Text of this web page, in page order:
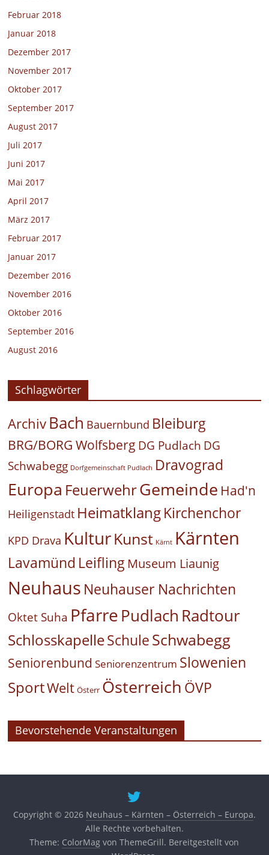
Februar 2018
Januar 2018
Dezember 2017
November 2017
Oktober 2017
September 2017
August 2017
Juli 2017
Juni 2017
Mai 2017
April 2017
März 2017
Februar 2017
Januar 2017
Dezember 2016
November 2016
Oktober 2016
September 2016
August 2016
Schlagwörter
Archiv Bach Bauernbund Bleiburg
BRG/BORG Wolfsberg DG Pudlach DG
Schwabegg Dorfgemeinschaft Pudlach Dravograd
Europa FeuerwehrGemeinde Had'n
Heiligenstadt HeimatklangKirchenchor
KPD Drava KulturKunst Kärnt Kärnten
Lavamünd Leifling Museum Liaunig
Neuhaus Neuhauser Nachrichten
Oktet Suha PfarrePudlach Radtour
SchlosskapelleSchuleSchwabegg
Seniorenbund Seniorenzentrum Slowenien
SportWelt Österr Österreich ÖVP
Bevorstehende Veranstaltungen
Copyright © 2026 Neuhaus – Kärnten – Österreich – Europa.
Alle Rechte vorbehalten.
Theme: ColorMag von ThemeGrill. Bereitgestellt von